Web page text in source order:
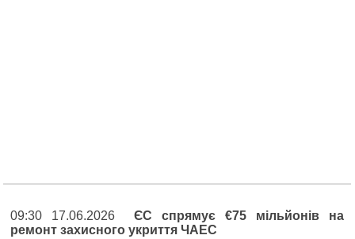
09:30 17.06.2026 ЄС спрямує €75 мільйонів на
ремонт захисного укриття ЧАЕС